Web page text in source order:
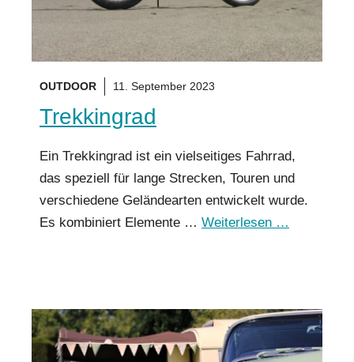
OUTDOOR 11. September 2023
Trekkingrad
Ein Trekkingrad ist ein vielseitiges Fahrrad,
das speziell für lange Strecken, Touren und
verschiedene Geländearten entwickelt wurde.
Es kombiniert Elemente … Weiterlesen …